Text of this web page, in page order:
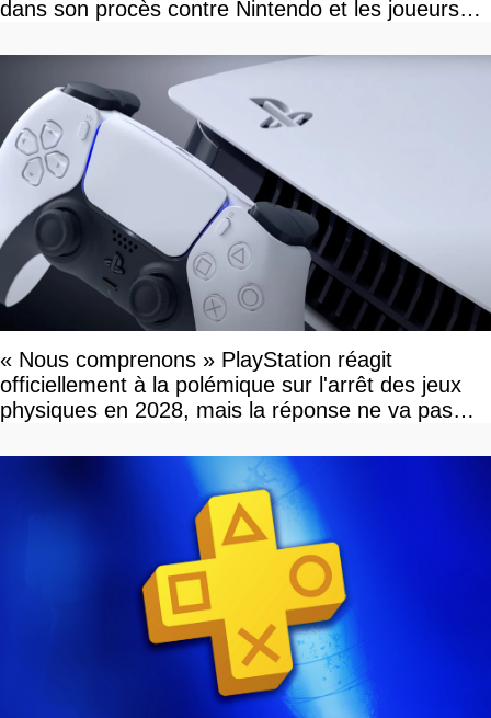
dans son procès contre Nintendo et les joueurs
« Nous comprenons » PlayStation réagit
officiellement à la polémique sur l'arrêt des jeux
physiques en 2028, mais la réponse ne va pas